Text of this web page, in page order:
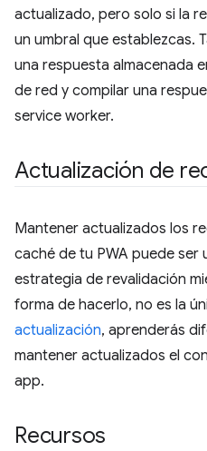
actualizado, pero solo si la
un umbral que establezcas.
una respuesta almacenada
de red y compilar una
service worker.
Actualización de
Mantener actualizados los
caché de tu PWA puede ser
estrategia de revalidación
forma de hacerlo, no es la
actualización, aprenderás
mantener actualizados el
app.
Recursos